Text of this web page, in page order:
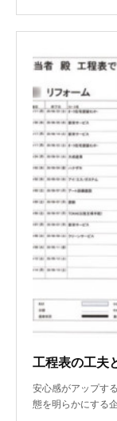
安心感がアップす
態を明らかにする